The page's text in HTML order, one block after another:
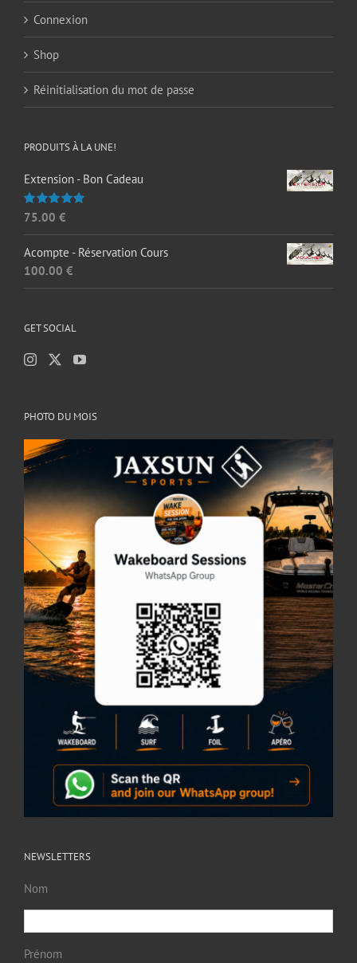
Connexion
Shop
Réinitialisation du mot de passe
PRODUITS À LA UNE!
Extension - Bon Cadeau
Note5.00
75.00 €
Acompte - Réservation Cours
100.00 €
GET SOCIAL
PHOTO DU MOIS
NEWSLETTERS
Nom
Prénom